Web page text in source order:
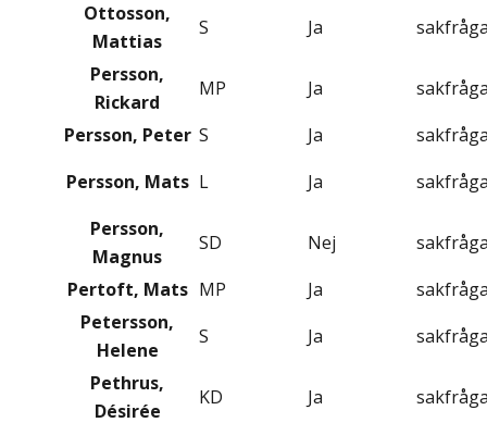
Ottosson,
Mattias
S Ja
Persson,
Rickard
MP Ja
Persson, Peter S Ja
Persson, Mats L Ja
Persson,
Magnus
SD Nej
Pertoft, Mats MP Ja
Petersson,
Helene
S Ja
Pethrus,
Désirée
KD Ja